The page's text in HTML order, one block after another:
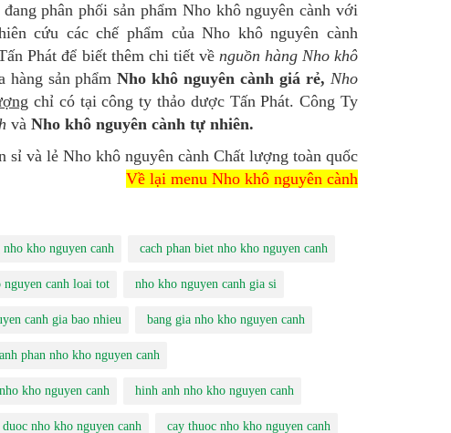
phân phối sản phẩm Nho khô nguyên cành với
cứu các chế phẩm của Nho khô nguyên cành
Phát để biết thêm chi tiết về nguồn hàng Nho khô
hàng sản phẩmNho khô nguyên cành giá rẻ, Nho
chỉ có tại công ty thảo dược Tấn Phát. Công Ty
và Nho khô nguyên cành tự nhiên.
sỉ và lẻ Nho khô nguyên cành Chất lượng toàn quốc
Về lại menu Nho khô nguyên cành
nho kho nguyen canh cach phan biet nho kho nguyen canh
nguyen canh loai tot nho kho nguyen canh gia si
canh gia bao nhieu bang gia nho kho nguyen canh
phan nho kho nguyen canh
kho nguyen canh hinh anh nho kho nguyen canh
duoc nho kho nguyen canh cay thuoc nho kho nguyen canh